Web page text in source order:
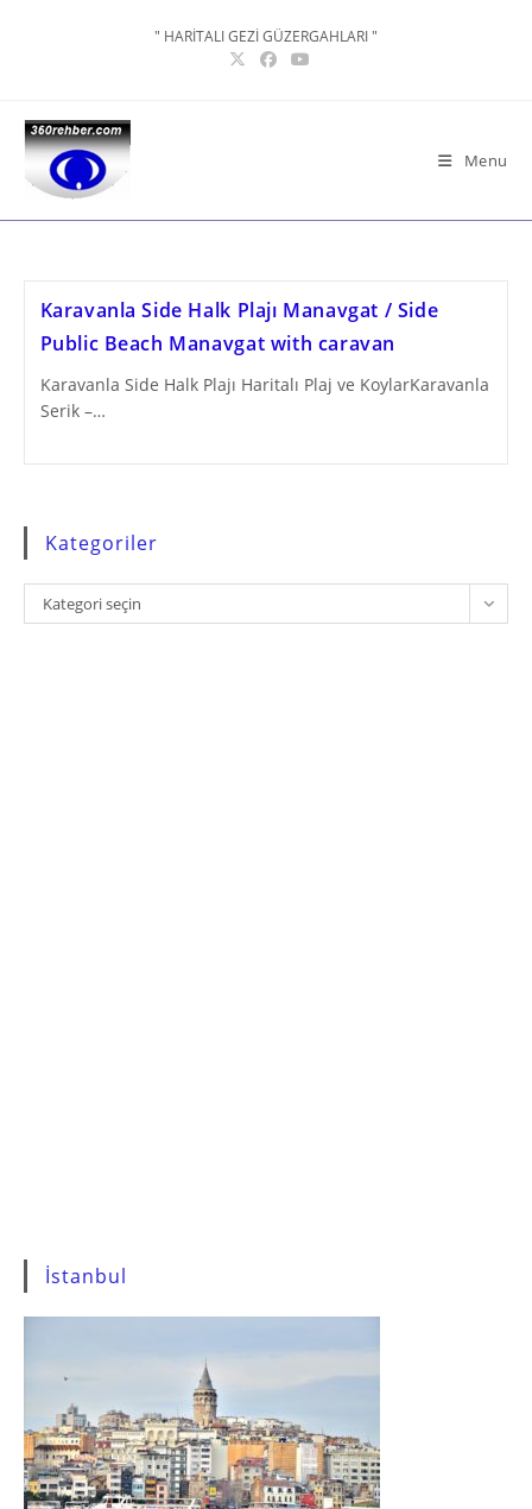
" HARİTALI GEZİ GÜZERGAHLARI "
Menu
Karavanla Side Halk Plajı Manavgat / Side
Public Beach Manavgat with caravan
Karavanla Side Halk Plajı Haritalı Plaj ve KoylarKaravanla
Serik –…
Kategoriler
Kategoriler
Kategori seçin
İstanbul